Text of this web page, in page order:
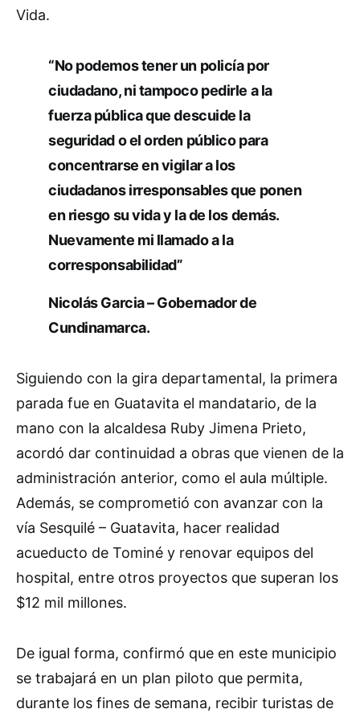
Vida.
“No podemos tener un policía por
ciudadano, ni tampoco pedirle a la
fuerza pública que descuide la
seguridad o el orden público para
concentrarse en vigilar a los
ciudadanos irresponsables que ponen
en riesgo su vida y la de los demás.
Nuevamente mi llamado a la
corresponsabilidad”
Nicolás Garcia – Gobernador de
Cundinamarca.
Siguiendo con la gira departamental, la primera
parada fue en Guatavita el mandatario, de la
mano con la alcaldesa Ruby Jimena Prieto,
acordó dar continuidad a obras que vienen de la
administración anterior, como el aula múltiple.
Además, se comprometió con avanzar con la
vía Sesquilé – Guatavita, hacer realidad
acueducto de Tominé y renovar equipos del
hospital, entre otros proyectos que superan los
$12 mil millones.
De igual forma, confirmó que en este municipio
se trabajará en un plan piloto que permita,
durante los fines de semana, recibir turistas de